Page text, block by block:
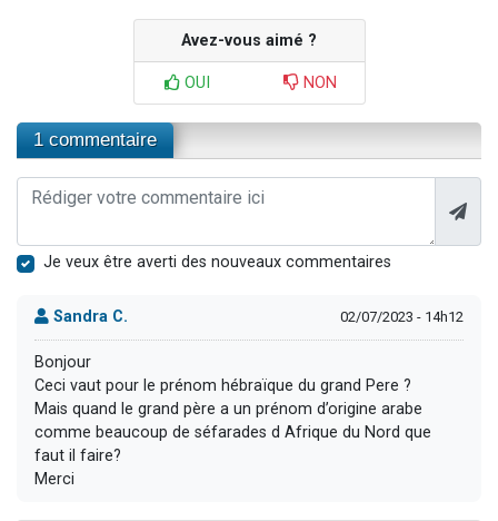
Avez-vous aimé ?
OUI NON
1 commentaire
Je veux être averti des nouveaux commentaires
Sandra C. 02/07/2023 - 14h12
Bonjour
Ceci vaut pour le prénom hébraïque du grand Pere ?
Mais quand le grand père a un prénom d’origine arabe
comme beaucoup de séfarades d Afrique du Nord que
faut il faire?
Merci